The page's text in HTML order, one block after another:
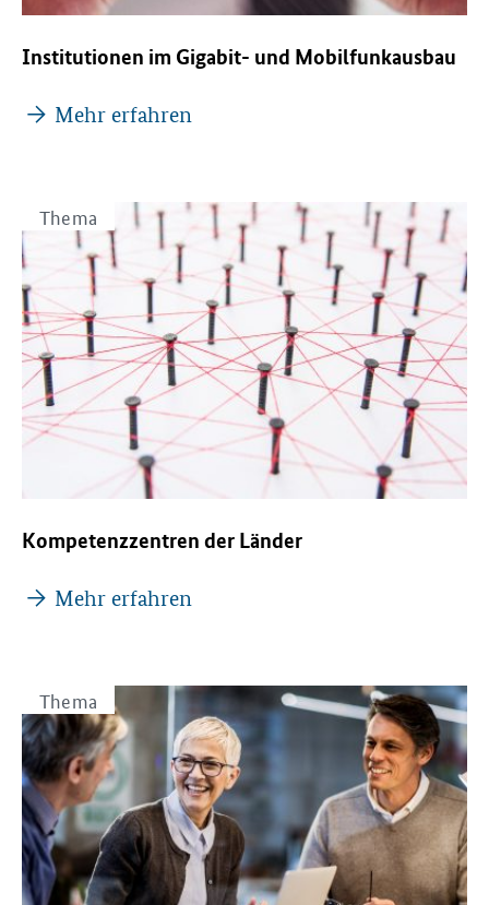
Institutionen im Gigabit- und Mobilfunkausbau
Mehr erfahren
Thema
Kompetenzzentren der Länder
Mehr erfahren
Thema